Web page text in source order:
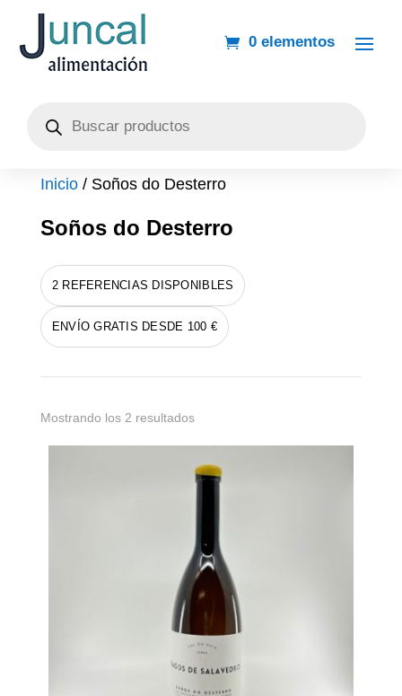
0 elementos
Inicio/ Soños do Desterro
Soños do Desterro
2 REFERENCIAS DISPONIBLES
ENVÍO GRATIS DESDE 100 €
Mostrando los 2 resultados